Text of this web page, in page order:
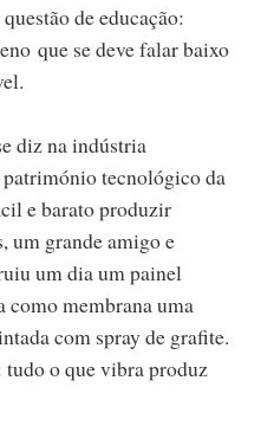
de educação:
que se deve falar baixo
diz na indústria
tecnológico da
e barato produzir
um grande amigo e
um dia um painel
membrana uma
com spray de grafite.
o que vibra produz